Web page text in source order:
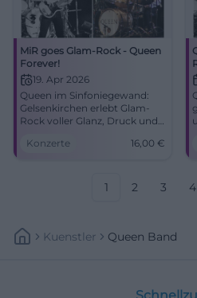
MiR goes Glam-Rock - Queen
Forever!
19. Apr 2026
Queen im Sinfoniegewand:
Gelsenkirchen erlebt Glam-
Rock voller Glanz, Druck und
MiR ab 16 €. #QueenForever
Konzerte 16,00 €
1 2 3 4
Kuenstler Queen Band